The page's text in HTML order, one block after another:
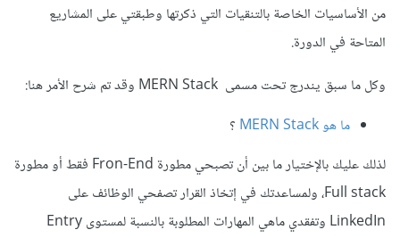
من الأساسيات الخاصة بالتنقيات التي ذكرتها وطبقتي على المشاريع
المتاحة في الدورة.
وكل ما سبق يندرج تحت مسمى MERN Stack وقد تم شرح الأمر هنا:
ما هو MERN Stack
؟
لذلك عليك بالإختيار ما بين أن تصبحي مطورة Fron-End فقط أو مطورة
Full stack، ولمساعدتك في إتخاذ القرار تصفحي الوظائف على
LinkedIn وتفقدي ماهي المهارات المطلوبة بالنسبة لمستوى Entry